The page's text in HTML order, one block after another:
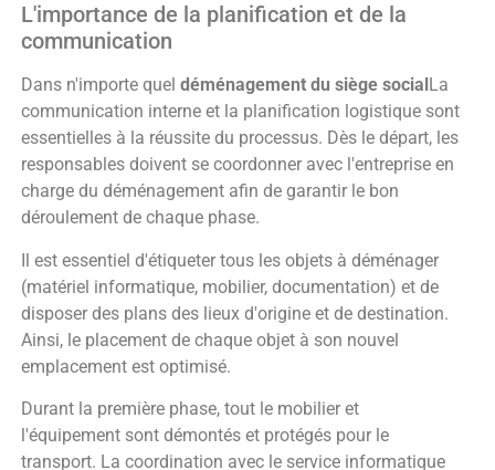
L'importance de la planification et de la
communication
Dans n'importe quel déménagement du siège social La
communication interne et la planification logistique sont
essentielles à la réussite du processus. Dès le départ, les
responsables doivent se coordonner avec l'entreprise en
charge du déménagement afin de garantir le bon
déroulement de chaque phase.
Il est essentiel d'étiqueter tous les objets à déménager
(matériel informatique, mobilier, documentation) et de
disposer des plans des lieux d'origine et de destination.
Ainsi, le placement de chaque objet à son nouvel
emplacement est optimisé.
Durant la première phase, tout le mobilier et
l'équipement sont démontés et protégés pour le
transport. La coordination avec le service informatique